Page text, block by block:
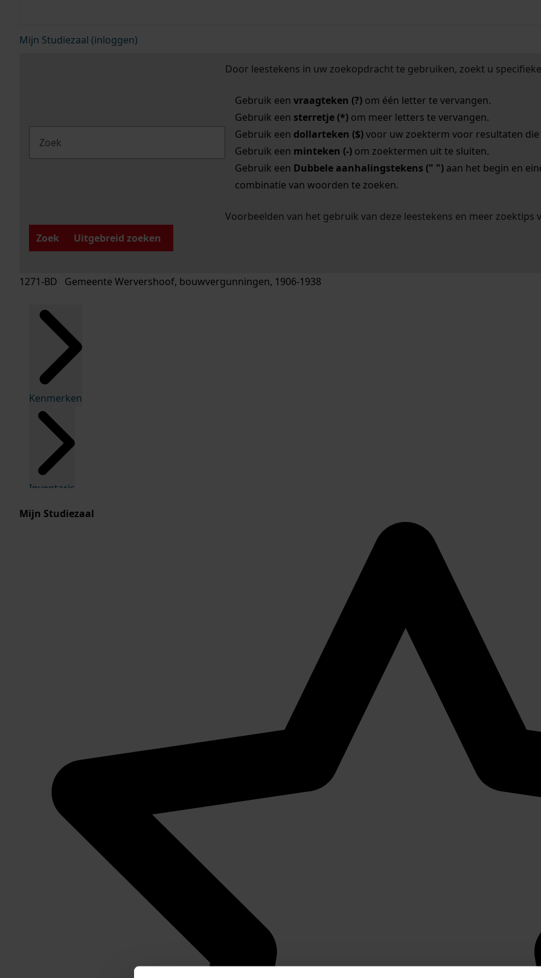
Mijn Studiezaal (inloggen)
Door leestekens in uw zoekopdracht te gebruiken, zoekt u
Gebruik een vraagteken (?)om één letter te vervangen.
Gebruik een sterretje (*)om meer letters te vervangen.
Gebruik een dollarteken ($)voor uw zoekterm voor resultaten die
Gebruik een minteken (-)om zoektermen uit te sluiten.
Gebruik een Dubbele aanhalingstekens (" ")aan het begin en
combinatie van woorden te zoeken.
Voorbeelden van het gebruik van deze leestekens en meer zoektips
Zoek
Uitgebreid zoeken
1271-BD Gemeente Wervershoof, bouwvergunningen, 1906-1938
Kenmerken
Inventaris
Mijn Studiezaal